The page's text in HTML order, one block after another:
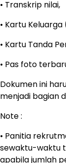
• Transkrip nilai,
• Kartu Keluarga
• Kartu Tanda
• Pas foto
Dokumen ini
menjadi bagian
Note :
• Panitia
sewaktu-waktu
apabila jumlah